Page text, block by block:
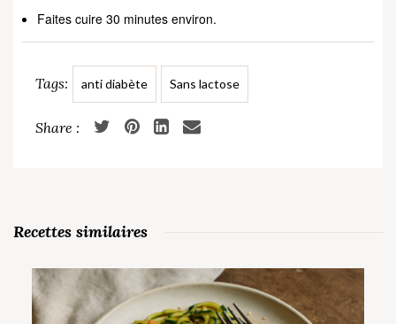
Faites cuire 30 minutes environ.
Tags: anti diabète Sans lactose
Recettes similaires